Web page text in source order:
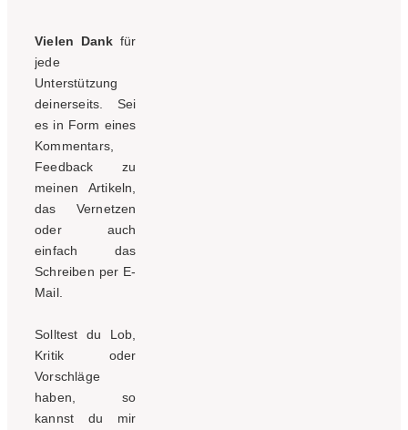
Vielen Dank für
jede
Unterstützung
deinerseits. Sei
es in Form eines
Kommentars,
Feedback zu
meinen Artikeln,
das Vernetzen
oder auch
einfach das
Schreiben per E-
Mail.
Solltest du Lob,
Kritik oder
Vorschläge
haben, so
kannst du mir